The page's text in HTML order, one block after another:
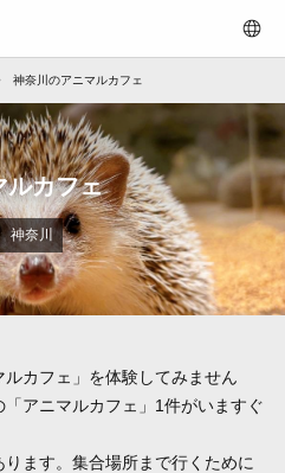
神奈川のアニマルカフェ
ルカフェ
神奈川
カフェ」を体験してみません
アニマルカフェ」1件がいますぐ
ます。集合場所まで行くために